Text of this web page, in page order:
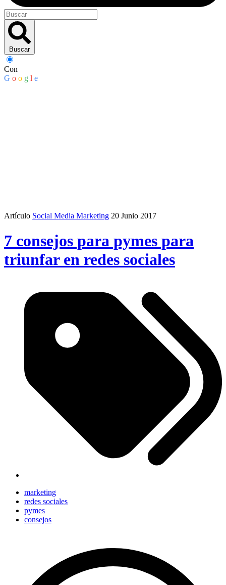
Buscar
Con
G o o g l e
Artículo Social Media Marketing 20 Junio 2017
7 consejos para pymes para
triunfar en redes sociales
marketing
redes sociales
pymes
consejos